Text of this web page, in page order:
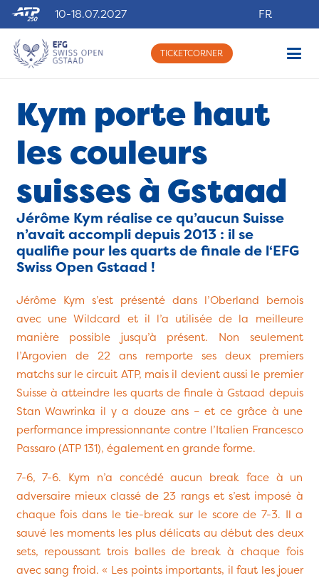
10-18.07.2027 FR
TICKETCORNER
Kym porte haut
les couleurs
suisses à Gstaad
Jérôme Kym réalise ce qu’aucun Suisse
n’avait accompli depuis 2013 : il se
qualifie pour les quarts de finale de l‘EFG
Swiss Open Gstaad !
Jérôme Kym s’est présenté dans l’Oberland bernois
avec une Wildcard et il l’a utilisée de la meilleure
manière possible jusqu’à présent. Non seulement
l’Argovien de 22 ans remporte ses deux premiers
matchs sur le circuit ATP, mais il devient aussi le premier
Suisse à atteindre les quarts de finale à Gstaad depuis
Stan Wawrinka il y a douze ans – et ce grâce à une
performance impressionnante contre l’Italien Francesco
Passaro (ATP 131), également en grande forme.
7-6, 7-6. Kym n’a concédé aucun break face à un
adversaire mieux classé de 23 rangs et s’est imposé à
chaque fois dans le tie-break sur le score de 7-3. Il a
sauvé les moments les plus délicats au début des deux
sets, repoussant trois balles de break à chaque fois
avec sang froid. « Les points importants, il faut les jouer